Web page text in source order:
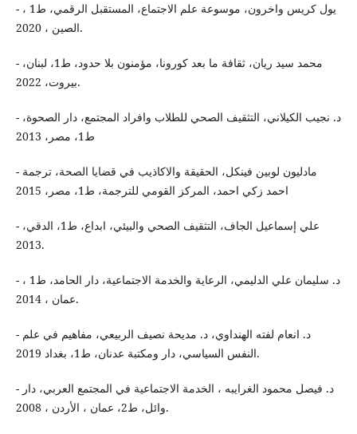
- يول كريس واخرون، موسوعة علم الاجتماع، المستقبل الرقمي، ط1 ،
الصين ، 2020.
- محمد سيد ريان، ثقافة ما بعد كورونا، مؤمنون بلا حدود، ط1، لبنان،
بيروت، 2022.
- د. نجيب الكيلاني، التثقيف الصحي للطلاب وافراد المجتمع، دار الصحوة،
ط1، مصر، 2013
- مادليون لوبين فينكل، الحقيقة والاكاذيب في قضايا الصحة، ترجمة
احمد زكي احمد، المركز القومي للترجمة، ط1، مصر، 2015
- علي إسماعيل الجاف، التثقيف الصحي والبيئي، ابداع، ط1، الدقي،
2013.
- د. سليمان علي الدليمي، الرعاية والخدمة الاجتماعية، دار الحامد، ط1 ،
عمان ، 2014.
- د. انعام لفته الهنداوي، د. مديحة نصيف الربيعي، مفاهيم في علم
النفس السياسي، دار ومكتبة عدنان، ط1، بغداد 2019.
- د. فيصل محمود الغرايبه ، الخدمة الاجتماعية في المجتمع العربي، دار
وائل، ط2، عمان ، الأردن ، 2008.